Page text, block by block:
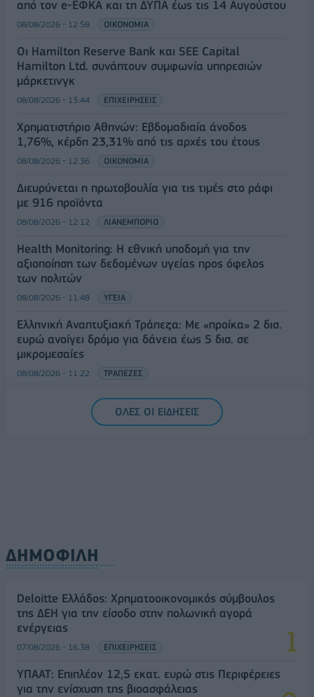
από τον e-ΕΦΚΑ και τη ΔΥΠΑ έως τις 14 Αυγούστου
08/08/2026 - 12:58 ΟΙΚΟΝΟΜΙΑ
Οι Hamilton Reserve Bank και SEE Capital
Hamilton Ltd. συνάπτουν συμφωνία υπηρεσιών
μάρκετινγκ
08/08/2026 - 13:44 ΕΠΙΧΕΙΡΗΣΕΙΣ
Χρηματιστήριο Αθηνών: Εβδομαδιαία άνοδος
1,76%, κέρδη 23,31% από τις αρχές του έτους
08/08/2026 - 12:36 ΟΙΚΟΝΟΜΙΑ
Διευρύνεται η πρωτοβουλία για τις τιμές στο ράφι
με 916 προϊόντα
08/08/2026 - 12:12 ΛΙΑΝΕΜΠΟΡΙΟ
Health Monitoring: Η εθνική υποδομή για την
αξιοποίηση των δεδομένων υγείας προς όφελος
των πολιτών
08/08/2026 - 11:48 ΥΓΕΙΑ
Ελληνική Αναπτυξιακή Τράπεζα: Με «προίκα» 2 δισ.
ευρώ ανοίγει δρόμο για δάνεια έως 5 δισ. σε
μικρομεσαίες
08/08/2026 - 11:22 ΤΡΑΠΕΖΕΣ
5G παντού, 6G στον ορίζοντα: Πού βρίσκεται η
Ελλάδα στη μεγάλη τεχνολογική μετάβαση
ΟΛΕΣ ΟΙ ΕΙΔΗΣΕΙΣ
ΔΗΜΟΦΙΛΗ
Deloitte Ελλάδος: Χρηματοοικονομικός σύμβουλος
της ΔΕΗ για την είσοδο στην πολωνική αγορά
ενέργειας
07/08/2026 - 16:38 ΕΠΙΧΕΙΡΗΣΕΙΣ
ΥΠΑΑΤ: Επιπλέον 12,5 εκατ. ευρώ στις Περιφέρειες
για την ενίσχυση της βιοασφάλειας